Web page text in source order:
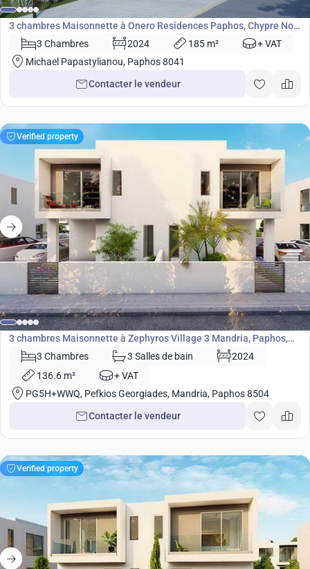
Maisonnette
3 chambres Maisonnette à Onero Residences Paphos, Chypre No.
4511 3 Chambres 2024 185 m²
+ VAT
Michael Papastylianou, Paphos 8041
Contacter le vendeur
Verified property
€315 000
Maisonnette
3 chambres Maisonnette à Zephyros Village 3 Mandria, Paphos,
Chypre No. 9106
3 Chambres 3 Salles de bain
2024
136.6 m²
+ VAT
PG5H+WWQ, Pefkios Georgiades, Mandria, Paphos 8504
Contacter le vendeur
Verified property